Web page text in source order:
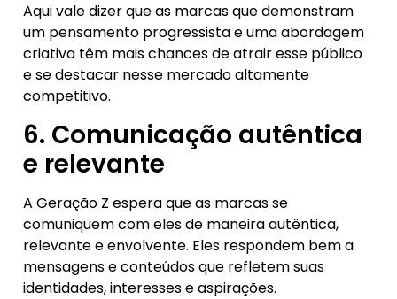
Aqui vale dizer que as marcas que demonstram
um pensamento progressista e uma abordagem
criativa têm mais chances de atrair esse público
e se destacar nesse mercado altamente
competitivo.
6. Comunicação autêntica
e relevante
A Geração Z espera que as marcas se
comuniquem com eles de maneira autêntica,
relevante e envolvente. Eles respondem bem a
mensagens e conteúdos que refletem suas
identidades, interesses e aspirações.